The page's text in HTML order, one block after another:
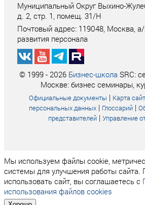
Муниципальный Округ Выхино-
д. 2, стр. 1, помещ. 31/Н
Почтовый адрес: 119048, Москва,
развития персонала
© 1999 - 2026 Бизнес-школа SRC:
Москве: бизнес семинары,
Официальные документы | Карта
персональных данных| Глоссарий|
представителей | Управление
Мы используем файлы cookie,
системы для улучшения работы сайта.
использовать сайт, вы соглашаетесь с
использования файлов cookies